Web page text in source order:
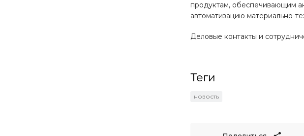
продуктам, обеспечивающим
автоматизацию материально-
Деловые контакты и
Теги
новость